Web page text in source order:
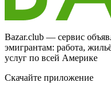
Bazar.club — сервис
эмигрантам: работа,
услуг по всей Америке
Скачайте приложение